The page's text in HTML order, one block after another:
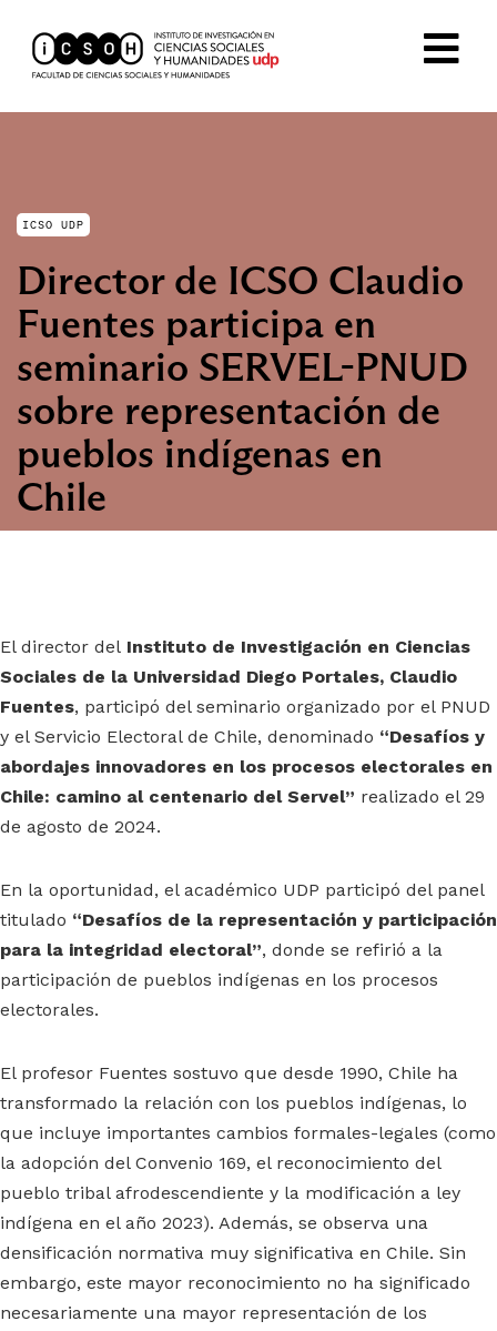
ICSO UDP
Director de ICSO Claudio
Fuentes participa en
seminario SERVEL-PNUD
sobre representación de
pueblos indígenas en
Chile
El director del Instituto de Investigación en Ciencias
Sociales de la Universidad Diego Portales, Claudio
Fuentes, participó del seminario organizado por el PNUD
y el Servicio Electoral de Chile, denominado “Desafíos y
abordajes innovadores en los procesos electorales en
Chile: camino al centenario del Servel” realizado el 29
de agosto de 2024.
En la oportunidad, el académico UDP participó del panel
titulado “Desafíos de la representación y participación
para la integridad electoral”, donde se refirió a la
participación de pueblos indígenas en los procesos
electorales.
El profesor Fuentes sostuvo que desde 1990, Chile ha
transformado la relación con los pueblos indígenas, lo
que incluye importantes cambios formales-legales (como
la adopción del Convenio 169, el reconocimiento del
pueblo tribal afrodescendiente y la modificación a ley
indígena en el año 2023). Además, se observa una
densificación normativa muy significativa en Chile. Sin
embargo, este mayor reconocimiento no ha significado
necesariamente una mayor representación de los